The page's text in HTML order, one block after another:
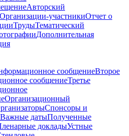
Авторский
Организации-участникиОтчет о
ТрудыТематический
Дополнительная
сообщениеВторое
сообщениеТретье
Организационный
Спонсоры и
Важные датыПолученные
докладыУстные